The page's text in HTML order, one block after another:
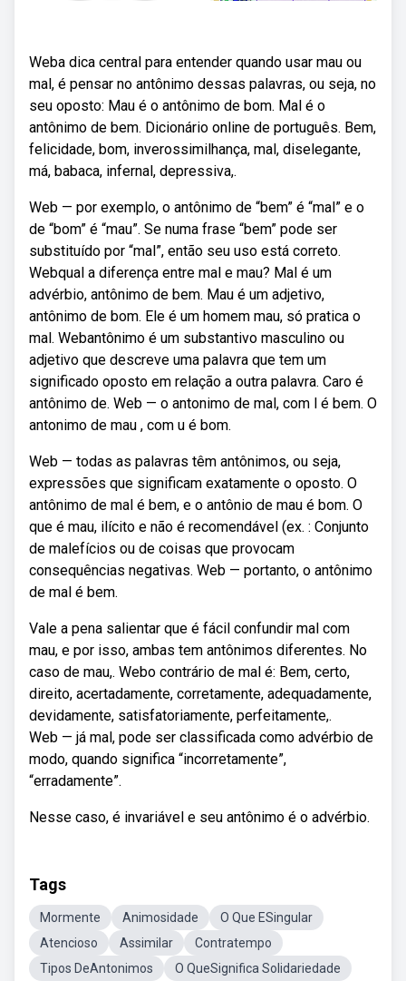
Weba dica central para entender quando usar mau ou
mal, é pensar no antônimo dessas palavras, ou seja, no
seu oposto: Mau é o antônimo de bom. Mal é o
antônimo de bem. Dicionário online de português. Bem,
felicidade, bom, inverossimilhança, mal, diselegante,
má, babaca, infernal, depressiva,.
Web — por exemplo, o antônimo de “bem” é “mal” e o
de “bom” é “mau”. Se numa frase “bem” pode ser
substituído por “mal”, então seu uso está correto.
Webqual a diferença entre mal e mau? Mal é um
advérbio, antônimo de bem. Mau é um adjetivo,
antônimo de bom. Ele é um homem mau, só pratica o
mal. Webantônimo é um substantivo masculino ou
adjetivo que descreve uma palavra que tem um
significado oposto em relação a outra palavra. Caro é
antônimo de. Web — o antonimo de mal, com l é bem. O
antonimo de mau , com u é bom.
Web — todas as palavras têm antônimos, ou seja,
expressões que significam exatamente o oposto. O
antônimo de mal é bem, e o antônio de mau é bom. O
que é mau, ilícito e não é recomendável (ex. : Conjunto
de malefícios ou de coisas que provocam
consequências negativas. Web — portanto, o antônimo
de mal é bem.
Vale a pena salientar que é fácil confundir mal com
mau, e por isso, ambas tem antônimos diferentes. No
caso de mau,. Webo contrário de mal é: Bem, certo,
direito, acertadamente, corretamente, adequadamente,
devidamente, satisfatoriamente, perfeitamente,.
Web — já mal, pode ser classificada como advérbio de
modo, quando significa “incorretamente”,
“erradamente”.
Nesse caso, é invariável e seu antônimo é o advérbio.
Tags
Mormente Animosidade
O Que ESingular
Atencioso
Assimilar
Contratempo
Tipos DeAntonimos
O QueSignifica Solidariedade